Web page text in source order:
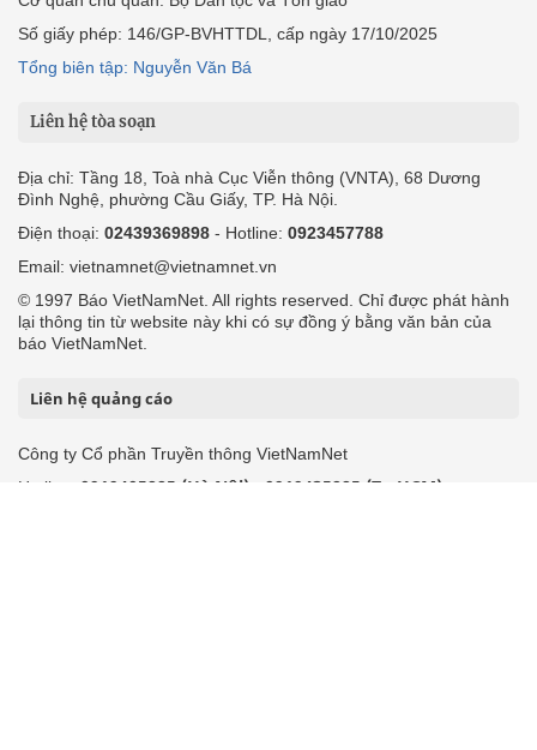
Số giấy phép: 146/GP-BVHTTDL, cấp ngày 17/10/2025
Tổng biên tập: Nguyễn Văn Bá
Liên hệ tòa soạn
Địa chỉ: Tầng 18, Toà nhà Cục Viễn thông (VNTA), 68 Dương
Đình Nghệ, phường Cầu Giấy, TP. Hà Nội.
Điện thoại: 02439369898 - Hotline: 0923457788
Email: vietnamnet@vietnamnet.vn
© 1997 Báo VietNamNet. All rights reserved. Chỉ được phát hành
lại thông tin từ website này khi có sự đồng ý bằng văn bản của
báo VietNamNet.
Liên hệ quảng cáo
Công ty Cổ phần Truyền thông VietNamNet
Hotline: 0919405885 (Hà Nội) 0919435885 (Tp.HCM)